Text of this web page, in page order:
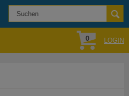
0 LOGIN